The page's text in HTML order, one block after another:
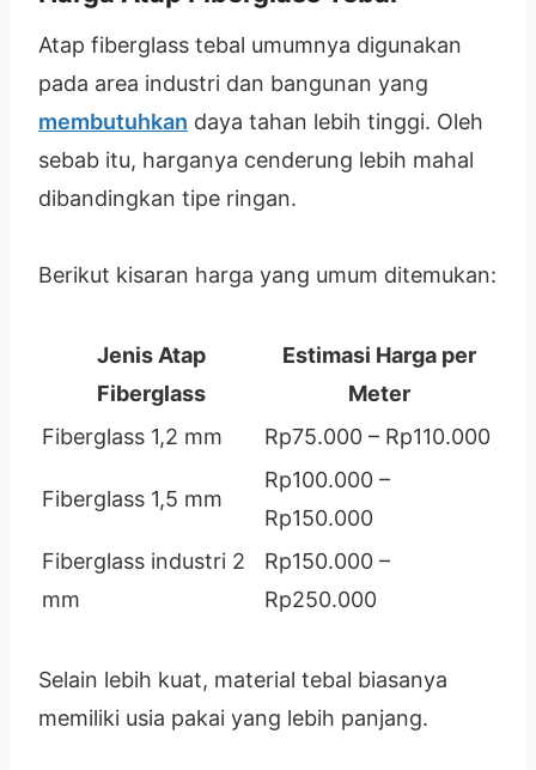
Atap fiberglass tebal umumnya digunakan
pada area industri dan bangunan yang
membutuhkan daya tahan lebih tinggi. Oleh
sebab itu, harganya cenderung lebih mahal
dibandingkan tipe ringan.
Berikut kisaran harga yang umum ditemukan:
Jenis Atap
Fiberglass
Estimasi Harga per
Meter
Fiberglass 1,2 mm
Rp75.000 – Rp110.000
Fiberglass 1,5 mm
Rp100.000 –
Rp150.000
Fiberglass industri 2
mm
Rp150.000 –
Rp250.000
Selain lebih kuat, material tebal biasanya
memiliki usia pakai yang lebih panjang.